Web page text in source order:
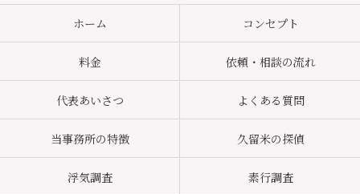
ホーム コンセプト
料金 依頼・相談の流れ
代表あいさつ よくある質問
当事務所の特徴 久留米の探偵
浮気調査 素行調査